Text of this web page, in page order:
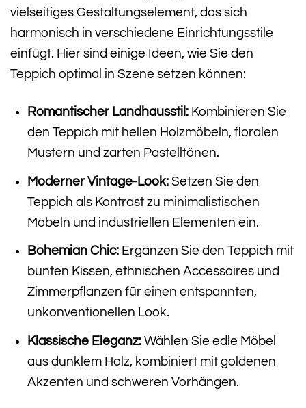
vielseitiges Gestaltungselement, das sich
harmonisch in verschiedene Einrichtungsstile
einfügt. Hier sind einige Ideen, wie Sie den
Teppich optimal in Szene setzen können:
Romantischer Landhausstil:Kombinieren Sie
den Teppich mit hellen Holzmöbeln, floralen
Mustern und zarten Pastelltönen.
Moderner Vintage-Look:Setzen Sie den
Teppich als Kontrast zu minimalistischen
Möbeln und industriellen Elementen ein.
Bohemian Chic:Ergänzen Sie den Teppich mit
bunten Kissen, ethnischen Accessoires und
Zimmerpflanzen für einen entspannten,
unkonventionellen Look.
Klassische Eleganz:Wählen Sie edle Möbel
aus dunklem Holz, kombiniert mit goldenen
Akzenten und schweren Vorhängen.